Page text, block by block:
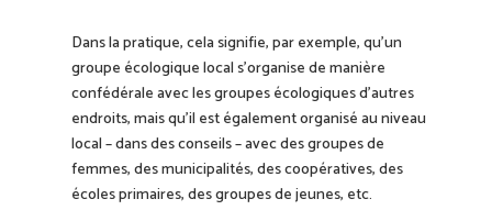
Dans la pratique, cela signifie, par exemple, qu’un
groupe écologique local s’organise de manière
confédérale avec les groupes écologiques d’autres
endroits, mais qu’il est également organisé au niveau
local – dans des conseils – avec des groupes de
femmes, des municipalités, des coopératives, des
écoles primaires, des groupes de jeunes, etc.